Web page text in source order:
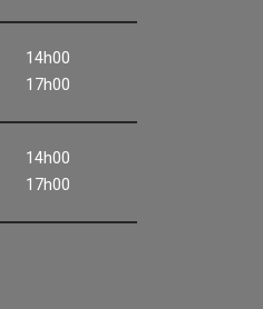
14h00
17h00
14h00
17h00